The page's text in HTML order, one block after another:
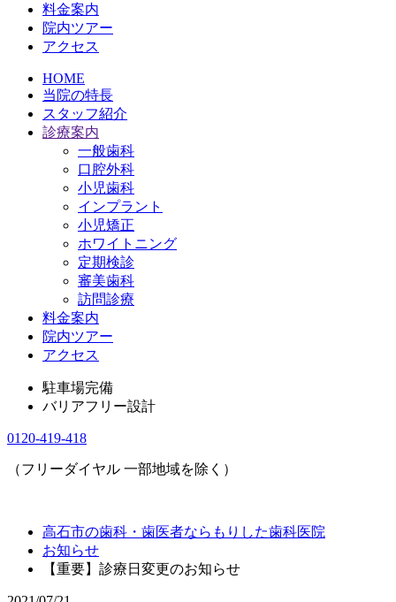
料金案内
院内ツアー
アクセス
HOME
当院の特長
スタッフ紹介
診療案内
一般歯科
口腔外科
小児歯科
インプラント
小児矯正
ホワイトニング
定期検診
審美歯科
訪問診療
料金案内
院内ツアー
アクセス
駐車場完備
バリアフリー設計
0120-419-418
（フリーダイヤル 一部地域を除く）
高石市の歯科・歯医者ならもりした歯科医院
お知らせ
【重要】診療日変更のお知らせ